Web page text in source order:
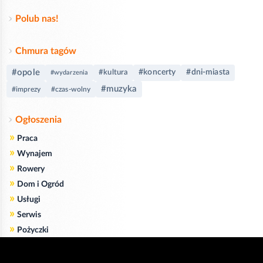
Polub nas!
Chmura tagów
#opole #wydarzenia #kultura #koncerty #dni-miasta
#imprezy #czas-wolny #muzyka
Ogłoszenia
» Praca
» Wynajem
» Rowery
» Dom i Ogród
» Usługi
» Serwis
» Pożyczki